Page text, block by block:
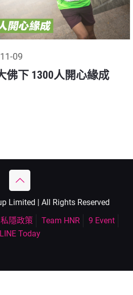
09
佛下 1300人開心緣成
Limited | All Rights Reserved
私隱政策 Team HNR
9 Event
LINE Today